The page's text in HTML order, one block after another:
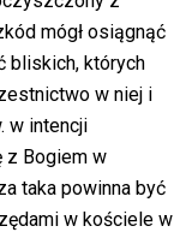
mógł osiągnąć
bliskich, których
w niej i
w intencji
z Bogiem w
taka powinna być
w kościele w